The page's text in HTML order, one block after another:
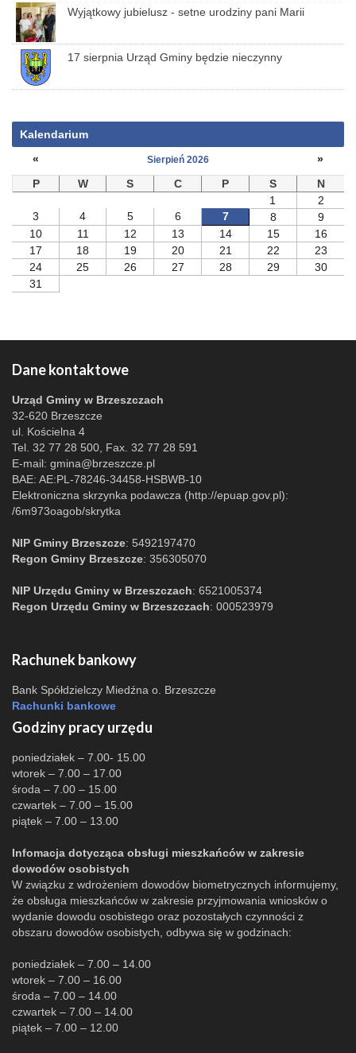
Wyjątkowy jubielusz - setne urodziny pani Marii
17 sierpnia Urząd Gminy będzie nieczynny
Kalendarium
«
Sierpień 2026
»
P
W S C P S
N
1
2
3
4 5 6 7 8
9
10
11 12 13 14 15
16
17
18 19 20 21 22
23
24
25 26 27 28 29
30
31
Dane kontaktowe
Urząd Gminy w Brzeszczach
32-620 Brzeszcze
ul. Kościelna 4
Tel. 32 77 28 500, Fax. 32 77 28 591
E-mail: gmina@brzeszcze.pl
BAE: AE:PL-78246-34458-HSBWB-10
Elektroniczna skrzynka podawcza (http://epuap.gov.pl):
/6m973oagob/skrytka
NIP Gminy Brzeszcze: 5492197470
Regon Gminy Brzeszcze: 356305070
NIP Urzędu Gminy w Brzeszczach: 6521005374
Regon Urzędu Gminy w Brzeszczach: 000523979
Rachunek bankowy
Bank Spółdzielczy Miedźna o. Brzeszcze
Rachunki bankowe
Godziny pracy urzędu
poniedziałek – 7.00- 15.00
wtorek – 7.00 – 17.00
środa – 7.00 – 15.00
czwartek – 7.00 – 15.00
piątek – 7.00 – 13.00
Infomacja dotycząca obsługi mieszkańców w zakresie
dowodów osobistych
W związku z wdrożeniem dowodów biometrycznych informujemy,
że obsługa mieszkańców w zakresie przyjmowania wniosków o
wydanie dowodu osobistego oraz pozostałych czynności z
obszaru dowodów osobistych, odbywa się w godzinach:
poniedziałek – 7.00 – 14.00
wtorek – 7.00 – 16.00
środa – 7.00 – 14.00
czwartek – 7.00 – 14.00
piątek – 7.00 – 12.00